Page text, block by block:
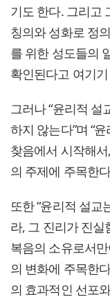
기도 한다. 그리고
칭의와 성화로 정
를 위한 성도들의
확인된다고 여기
그러나 “윤리적 설
하지 않는다”며 “
찾음에서 시작해
의 주제에 주목한
또한 “윤리적 설교
라, 그 진리가 진
복음의 소유로서
의 변화에 주목한
의 효과적인 선포